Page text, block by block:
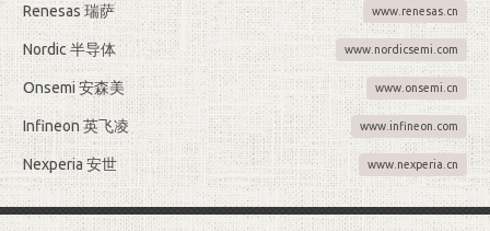
Renesas 瑞萨 www.renesas.cn
Nordic 半导体 www.nordicsemi.com
Onsemi 安森美 www.onsemi.cn
Infineon 英飞凌 www.infineon.com
Nexperia 安世 www.nexperia.cn